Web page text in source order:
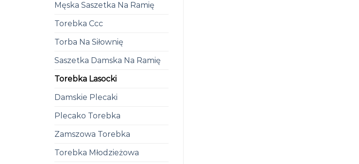
Męska Saszetka Na Ramię
Torebka Ccc
Torba Na Siłownię
Saszetka Damska Na Ramię
Torebka Lasocki
Damskie Plecaki
Plecako Torebka
Zamszowa Torebka
Torebka Młodzieżowa